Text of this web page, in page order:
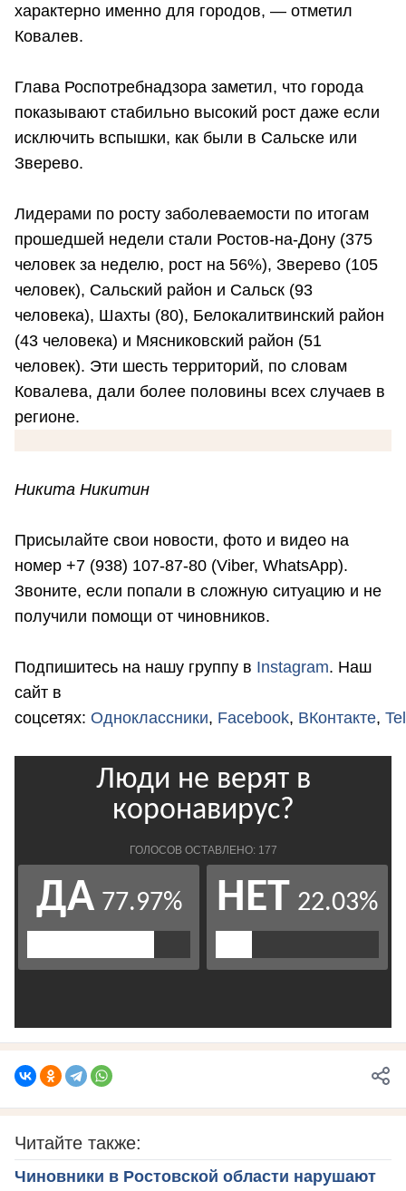
характерно именно для городов, — отметил
Ковалев.
Глава Роспотребнадзора заметил, что города
показывают стабильно высокий рост даже если
исключить вспышки, как были в Сальске или
Зверево.
Лидерами по росту заболеваемости по итогам
прошедшей недели стали Ростов-на-Дону (375
человек за неделю, рост на 56%), Зверево (105
человек), Сальский район и Сальск (93
человека), Шахты (80), Белокалитвинский район
(43 человека) и Мясниковский район (51
человек). Эти шесть территорий, по словам
Ковалева, дали более половины всех случаев в
регионе.
Никита Никитин
Присылайте свои новости, фото и видео на
номер +7 (938) 107-87-80 (Viber, WhatsApp).
Звоните, если попали в сложную ситуацию и не
получили помощи от чиновников.
Подпишитесь на нашу группу в Instagram. Наш
сайт в
соцсетях: Одноклассники, Facebook, ВКонтакте,
Читайте также:
Чиновники в Ростовской области нарушают